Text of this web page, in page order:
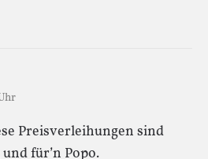
Preisverleihungen sind
für’n Popo.